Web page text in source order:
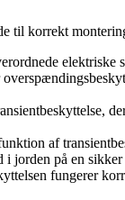
til korrekt
elektriske
af
jorden på en sikker
fungerer